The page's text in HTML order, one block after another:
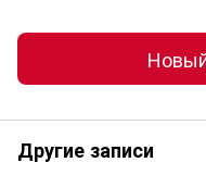
Другие записи